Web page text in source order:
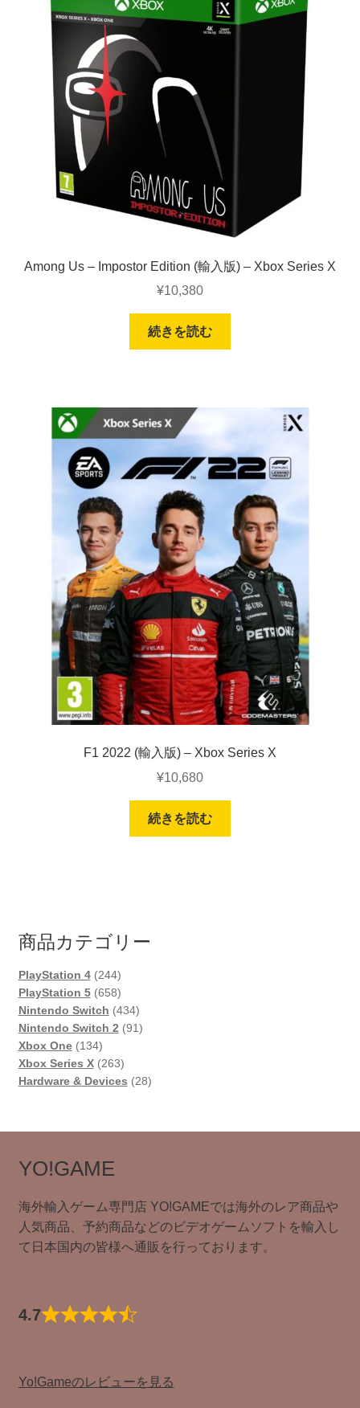
Among Us – Impostor Edition (輸入版) – Xbox Series X
¥10,380
続きを読む
F1 2022 (輸入版) – Xbox Series X
¥10,680
続きを読む
商品カテゴリー
PlayStation 4 244244
個
の
商
PlayStation 5 658658
個
の
品
Nintendo Switch 434434
個
品
Nintendo Switch 2 9191
商
Xbox One 134134
個
の
Xbox Series X 263263
個
品
Hardware & Devices 2828
商
YO!GAME
海外輸入ゲーム専門店 YO!GAMEでは海外のレア商品や
人気商品、予約商品などのビデオゲームソフトを輸入し
て日本国内の皆様へ通販を行っております。
4.7
Yo!Gameのレビューを見る